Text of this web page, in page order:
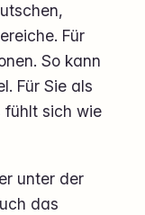
Für
So kann
Für Sie als
fühlt sich wie
unter der
das